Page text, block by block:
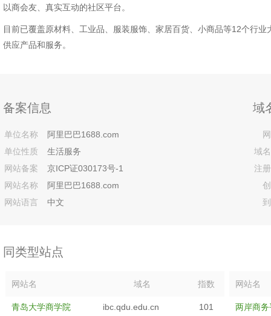
以商会友、真实互动的社区平台。
目前已覆盖原材料、工业品、服装服饰、家居百货、小商品等12个行
供应产品和服务。
备案信息
单位名称
阿里巴巴1688.com
单位性质
生活服务
网站备案
京ICP证030173号-1
网站名称
阿里巴巴1688.com
网站语言
中文
域
域
注
同类型站点
网站名 域名 指数
青岛大学商学院 ibc.qdu.edu.cn 101
网站名
两岸商务